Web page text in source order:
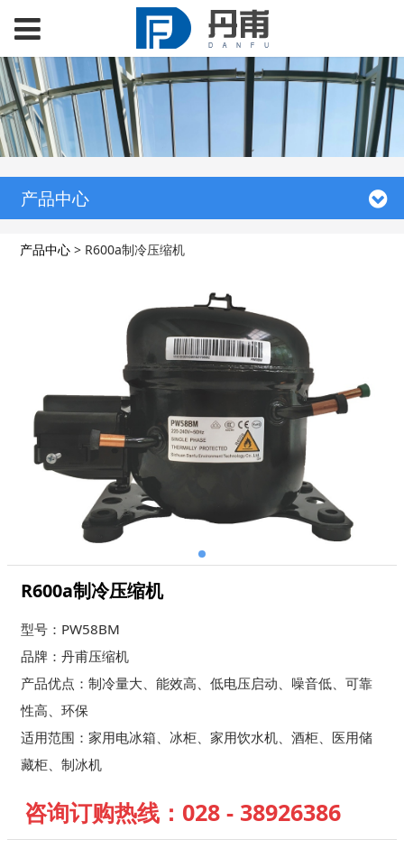
产品中心
产品中心> R600a制冷压缩机
R600a制冷压缩机
型号：PW58BM
品牌：丹甫压缩机
产品优点：制冷量大、能效高、低电压启动、噪音低、可靠
性高、环保
适用范围：家用电冰箱、冰柜、家用饮水机、酒柜、医用储
藏柜、制冰机
咨询订购热线：028 - 38926386